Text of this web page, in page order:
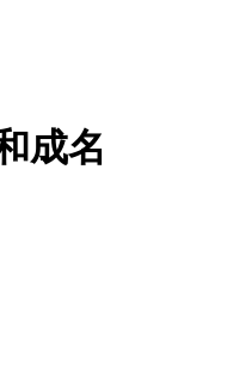
成名